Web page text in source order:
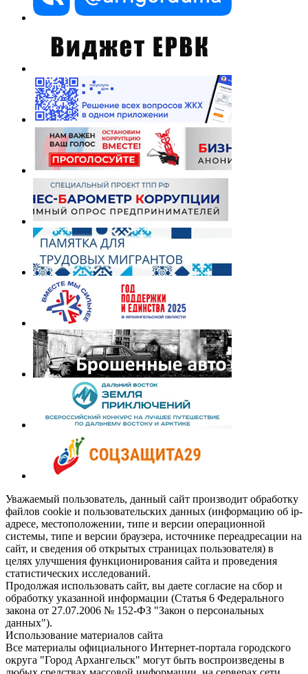
Уважаемый пользователь, данный сайт производит обработку
файлов cookie и пользовательских данных (информацию об ip-
адресе, местоположении, типе и версии операционной
системы, типе и версии браузера, источнике переадресации на
сайт, и сведения об открытых страницах пользователя) в
целях улучшения функционирования сайта и проведения
статистических исследований.
Продолжая использовать сайт, вы даете согласие на сбор и
обработку указанной информации (Статья 6 Федерального
закона от 27.07.2006 № 152-ФЗ "Закон о персональных
данных").
Использование материалов сайта
Все материалы официального Интернет-портала городского
округа "Город Архангельск" могут быть воспроизведены в